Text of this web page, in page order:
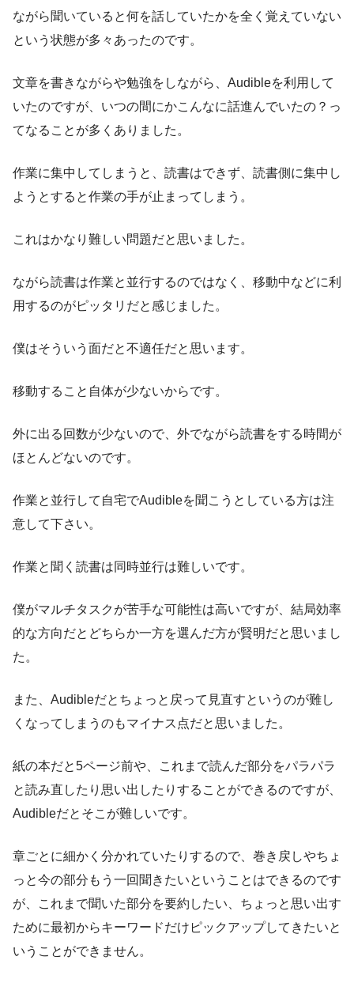
ながら聞いていると何を話していたかを全く覚えていない
という状態が多々あったのです。
文章を書きながらや勉強をしながら、Audibleを利用して
いたのですが、いつの間にかこんなに話進んでいたの？っ
てなることが多くありました。
作業に集中してしまうと、読書はできず、読書側に集中し
ようとすると作業の手が止まってしまう。
これはかなり難しい問題だと思いました。
ながら読書は作業と並行するのではなく、移動中などに利
用するのがピッタリだと感じました。
僕はそういう面だと不適任だと思います。
移動すること自体が少ないからです。
外に出る回数が少ないので、外でながら読書をする時間が
ほとんどないのです。
作業と並行して自宅でAudibleを聞こうとしている方は注
意して下さい。
作業と聞く読書は同時並行は難しいです。
僕がマルチタスクが苦手な可能性は高いですが、結局効率
的な方向だとどちらか一方を選んだ方が賢明だと思いまし
た。
また、Audibleだとちょっと戻って見直すというのが難し
くなってしまうのもマイナス点だと思いました。
紙の本だと5ページ前や、これまで読んだ部分をパラパラ
と読み直したり思い出したりすることができるのですが、
Audibleだとそこが難しいです。
章ごとに細かく分かれていたりするので、巻き戻しやちょ
っと今の部分もう一回聞きたいということはできるのです
が、これまで聞いた部分を要約したい、ちょっと思い出す
ために最初からキーワードだけピックアップしてきたいと
いうことができません。